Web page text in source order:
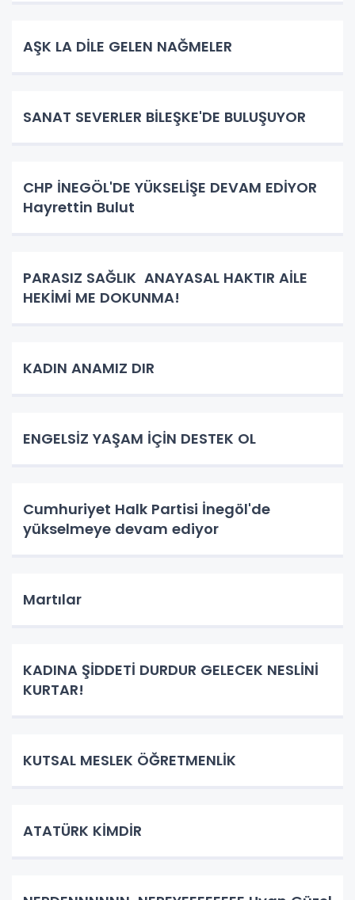
AŞK LA DİLE GELEN NAĞMELER
SANAT SEVERLER BİLEŞKE'DE BULUŞUYOR
CHP İNEGÖL'DE YÜKSELİŞE DEVAM EDİYOR
Hayrettin Bulut
PARASIZ SAĞLIK ANAYASAL HAKTIR AİLE
HEKİMİ ME DOKUNMA!
KADIN ANAMIZ DIR
ENGELSİZ YAŞAM İÇİN DESTEK OL
Cumhuriyet Halk Partisi İnegöl'de
yükselmeye devam ediyor
Martılar
KADINA ŞİDDETİ DURDUR GELECEK NESLİNİ
KURTAR!
KUTSAL MESLEK ÖĞRETMENLİK
ATATÜRK KİMDİR